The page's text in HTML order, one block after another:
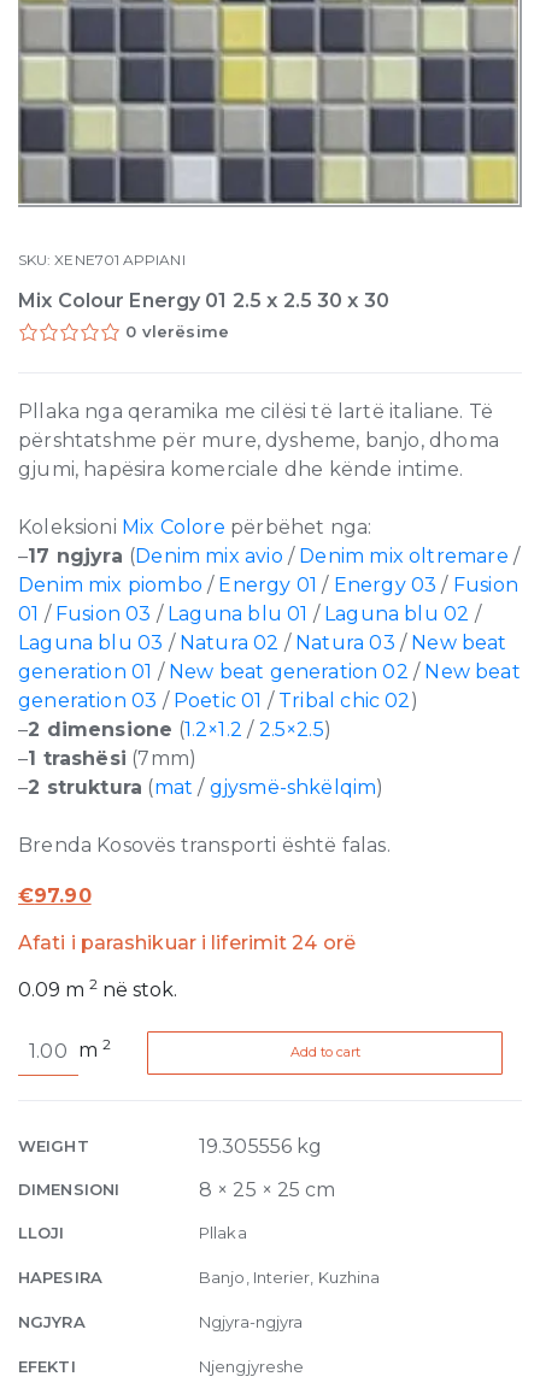
SKU:XENE701 APPIANI
Mix Colour Energy 01 2.5 x 2.5 30 x 30
0 vlerësime
Pllaka nga qeramika me cilësi të lartë italiane. Të
përshtatshme për mure, dysheme, banjo, dhoma
gjumi, hapësira komerciale dhe kënde intime.
Koleksioni Mix Colore përbëhet nga:
–17 ngjyra (Denim mix avio / Denim mix oltremare /
Denim mix piombo / Energy 01 / Energy 03 / Fusion
01 / Fusion 03 / Laguna blu 01 / Laguna blu 02 /
Laguna blu 03 / Natura 02 / Natura 03 / New beat
generation 01 / New beat generation 02 / New beat
generation 03 / Poetic 01 / Tribal chic 02)
–2 dimensione (1.2×1.2 / 2.5×2.5)
–1 trashësi (7mm)
–2 struktura (mat / gjysmë-shkëlqim)
Brenda Kosovës transporti është falas.
€97.90
Afati i parashikuar i liferimit 24 orë
0.09 m2 në stok.
Colour
2.5
2.5
30
30
quantity
m2 Add to cart
WEIGHT 19.305556 kg
DIMENSIONI 8 × 25 × 25 cm
LLOJI Pllaka
HAPESIRA Banjo, Interier, Kuzhina
NGJYRA Ngjyra-ngjyra
EFEKTI Njengjyreshe